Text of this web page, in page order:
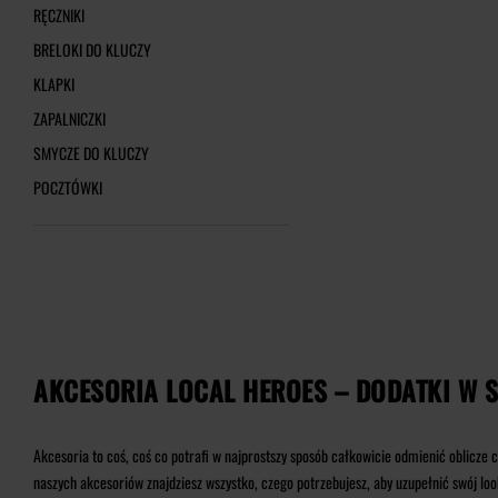
RĘCZNIKI
BRELOKI DO KLUCZY
KLAPKI
ZAPALNICZKI
SMYCZE DO KLUCZY
POCZTÓWKI
AKCESORIA LOCAL HEROES – DODATKI W
Akcesoria to coś, coś co potrafi w najprostszy sposób całkowicie odmienić
naszych akcesoriów znajdziesz wszystko, czego potrzebujesz, aby uzupełnić swój